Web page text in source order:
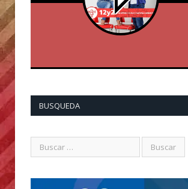
BUSQUEDA